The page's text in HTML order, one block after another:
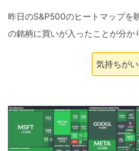
昨日のS&P500のヒートマップを
の銘柄に買いが入ったことが分か
気持ちがい